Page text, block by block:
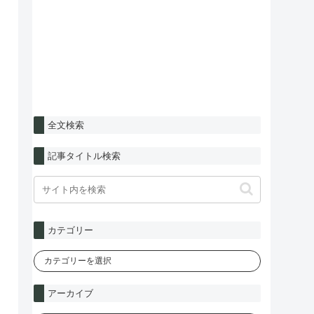
全文検索
記事タイトル検索
カテゴリー
アーカイブ